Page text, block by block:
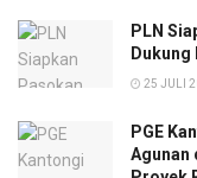
PLN
Dukung
25 JULI
PGE
Agunan